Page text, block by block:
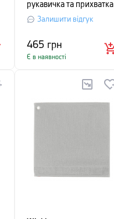
рукавичка та прихватка
Winkler JONA, чорний
Залишити відгук
465 грн
Є в наявності